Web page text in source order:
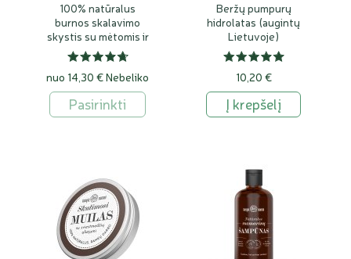
100% natūralus
burnos skalavimo
skystis su mėtomis ir
mastika
nuo 14,30 €Nebeliko
Pasirinkti
Beržų pumpurų
hidrolatas (augintų
Lietuvoje)
10,20 €
Į krepšelį